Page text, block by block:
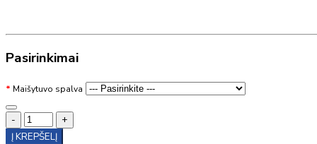
Pasirinkimai
Maišytuvo spalva
-
+
Į KREPŠELĮ